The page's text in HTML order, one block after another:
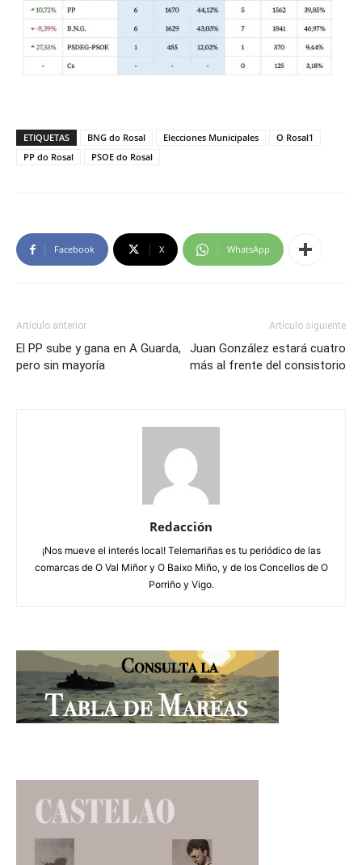
ETIQUETAS BNG do Rosal Elecciones Municipales
O Rosal1
PP do Rosal
PSOE do Rosal
Facebook X WhatsApp
Artículo anterior
El PP sube y gana en A Guarda,
pero sin mayoría
Artículo siguiente
Juan González estará cuatro
más al frente del consistorio
Redacción
¡Nos mueve el interés local! Telemariñas es tu periódico de las
comarcas de O Val Miñor y O Baixo Miño, y de los Concellos de O
Porriño y Vigo.